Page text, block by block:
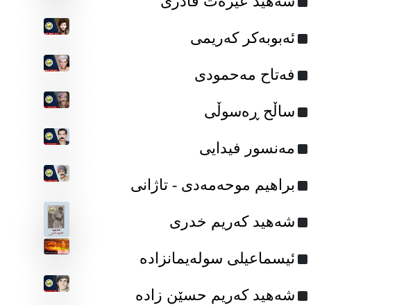
ئەبوبەکر کەریمی
فه‌تاح مه‌حمودی
ساڵح ڕەسوڵی
مەنسور فیدایی
براهیم موحه‌مه‌دی - تاژانی
شه‌هید که‌ریم خدری
ئیسماعیلی سولەیمانزادە
شەهید کەریم حسێن زادە